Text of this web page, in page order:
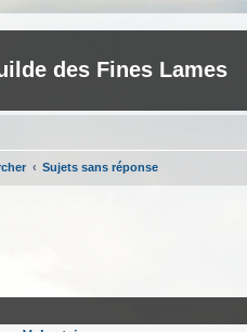
des Fines Lames
Sujets sans réponse